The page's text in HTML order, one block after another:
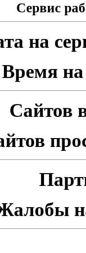
Сервис
на
Время на
Сайтов